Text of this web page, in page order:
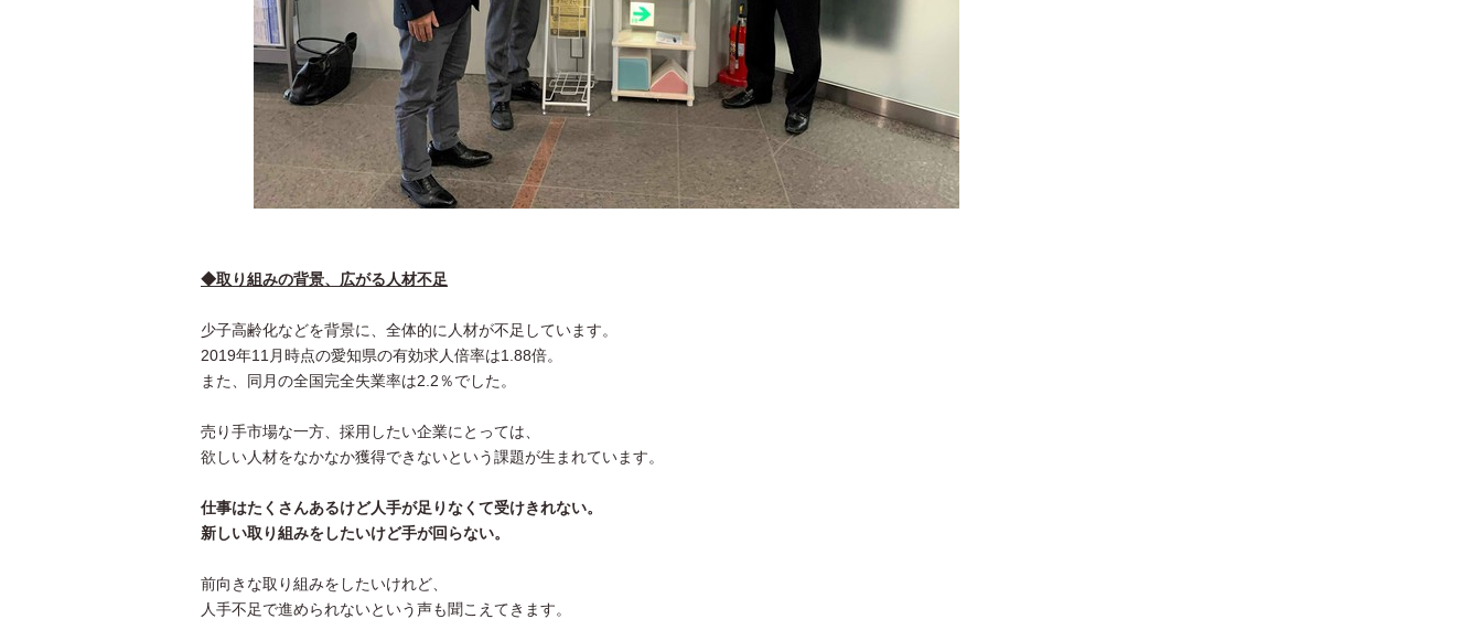
◆取り組みの背景、広がる人材不足
少子高齢化などを背景に、全体的に人材が不足しています。
2019年11月時点の愛知県の有効求人倍率は1.88倍。
また、同月の全国完全失業率は2.2％でした。
売り手市場な一方、採用したい企業にとっては、
欲しい人材をなかなか獲得できないという課題が生まれています。
仕事はたくさんあるけど人手が足りなくて受けきれない。
新しい取り組みをしたいけど手が回らない。
前向きな取り組みをしたいけれど、
人手不足で進められないという声も聞こえてきます。